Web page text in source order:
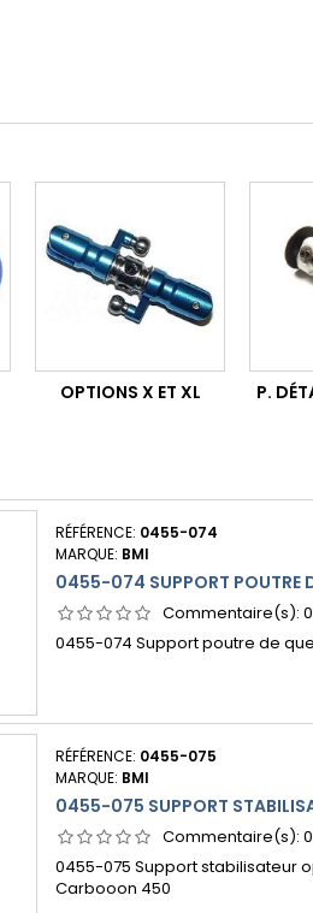
OPTIONS X ET XL P.
RÉFÉRENCE: 0455-074
MARQUE: BMI
0455-074 SUPPORT POUTRE
Commentaire(s): 0
0455-074 Support poutre de
RÉFÉRENCE: 0455-075
MARQUE: BMI
0455-075 SUPPORT
Commentaire(s): 0
0455-075 Support stabilisateur
Carbooon 450